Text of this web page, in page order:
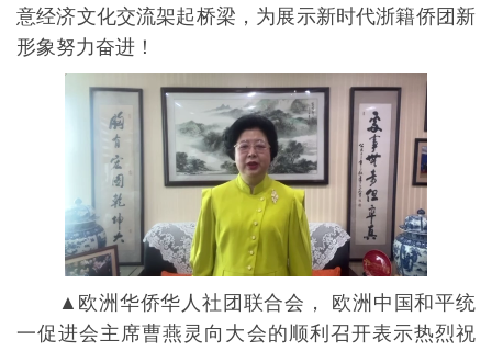
意经济文化交流架起桥梁，为展示新时代浙籍侨团新
形象努力奋进！
▲欧洲华侨华人社团联合会， 欧洲中国和平统
一促进会主席曹燕灵向大会的顺利召开表示热烈祝